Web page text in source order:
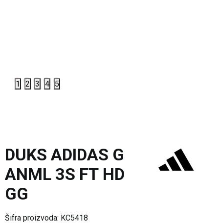
1 2 3 4 5
DUKS ADIDAS G
ANML 3S FT HD
GG
Šifra proizvoda: KC5418